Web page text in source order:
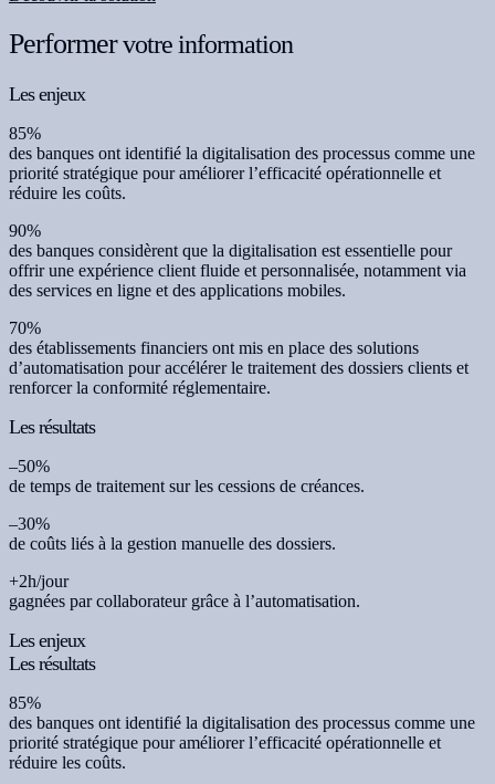
Performervotre information
Les enjeux
85%
des banques ont identifié la digitalisation des processus comme une
priorité stratégique pour améliorer l’efficacité opérationnelle et
réduire les coûts.
90%
des banques considèrent que la digitalisation est essentielle pour
offrir une expérience client fluide et personnalisée, notamment via
des services en ligne et des applications mobiles.
70%
des établissements financiers ont mis en place des solutions
d’automatisation pour accélérer le traitement des dossiers clients et
renforcer la conformité réglementaire.
Les résultats
–50%
de temps de traitement sur les cessions de créances.
–30%
de coûts liés à la gestion manuelle des dossiers.
+2h/jour
gagnées par collaborateur grâce à l’automatisation.
Les enjeux
Les résultats
85%
des banques ont identifié la digitalisation des processus comme une
priorité stratégique pour améliorer l’efficacité opérationnelle et
réduire les coûts.